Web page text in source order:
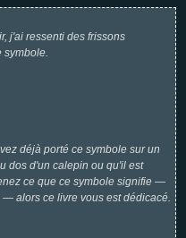
j'ai ressenti des frissons
déjà porté ce symbole sur un
dos d'un calepin ou qu'il est
ce que ce symbole signifie —
alors ce livre vous est dédicacé.